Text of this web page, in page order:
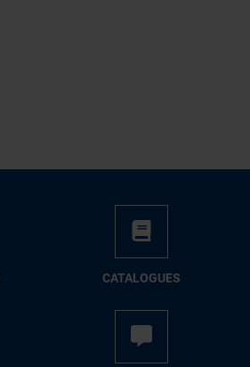
CATALOGUES